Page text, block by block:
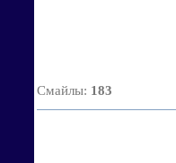
Смайлы: 183